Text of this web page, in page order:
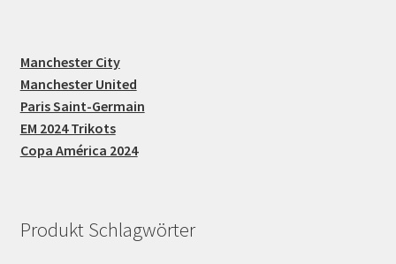
Manchester City
Manchester United
Paris Saint-Germain
EM 2024 Trikots
Copa América 2024
Produkt Schlagwörter